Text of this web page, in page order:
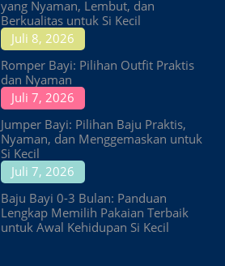
yang Nyaman, Lembut, dan
Berkualitas untuk Si Kecil
Juli 8, 2026
Romper Bayi: Pilihan Outfit Praktis
dan Nyaman
Juli 7, 2026
Jumper Bayi: Pilihan Baju Praktis,
Nyaman, dan Menggemaskan untuk
Si Kecil
Juli 7, 2026
Baju Bayi 0-3 Bulan: Panduan
Lengkap Memilih Pakaian Terbaik
untuk Awal Kehidupan Si Kecil